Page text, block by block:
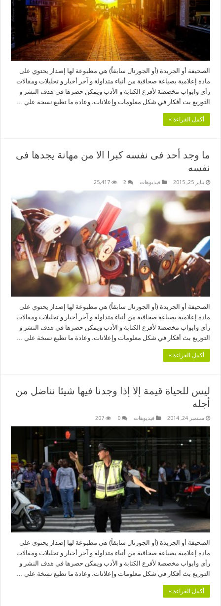
الصحيفة أو الجريدة (أو الجورنال سابقاً) هي مطبوعة لها إصدار يحتوي على
مادة إعلامية بصياغة صحافية من أنباء متداولة و آخر أخبار و تحليلات ومقالات
رأى وابواب مخصصة لأفرع الكتابة و الأدب ويمكن حصرها في هدف النشر و
التوزيع بث أفكار في شكل معلومات وإعلانات، وعادة ما تطبع نسخة علي …
أكمل القراءة »
ما وجد أحد فى نفسه كبرا الا من مهانة يجدها فى
نفسه
يناير 25, 2015 فيديوهات 2
25,417
الصحيفة أو الجريدة (أو الجورنال سابقاً) هي مطبوعة لها إصدار يحتوي على
مادة إعلامية بصياغة صحافية من أنباء متداولة و آخر أخبار و تحليلات ومقالات
رأى وابواب مخصصة لأفرع الكتابة و الأدب ويمكن حصرها في هدف النشر و
التوزيع بث أفكار في شكل معلومات وإعلانات، وعادة ما تطبع نسخة علي …
أكمل القراءة »
ليس للحياة قيمة إلا إذا وجدنا فيها شيئا نناضل من
أجله
سبتمبر 24, 2014 فيديوهات 0
207
الصحيفة أو الجريدة (أو الجورنال سابقاً) هي مطبوعة لها إصدار يحتوي على
مادة إعلامية بصياغة صحافية من أنباء متداولة و آخر أخبار و تحليلات ومقالات
رأى وابواب مخصصة لأفرع الكتابة و الأدب ويمكن حصرها في هدف النشر و
التوزيع بث أفكار في شكل معلومات وإعلانات، وعادة ما تطبع نسخة علي …
أكمل القراءة »